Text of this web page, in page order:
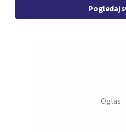
Pogledaj